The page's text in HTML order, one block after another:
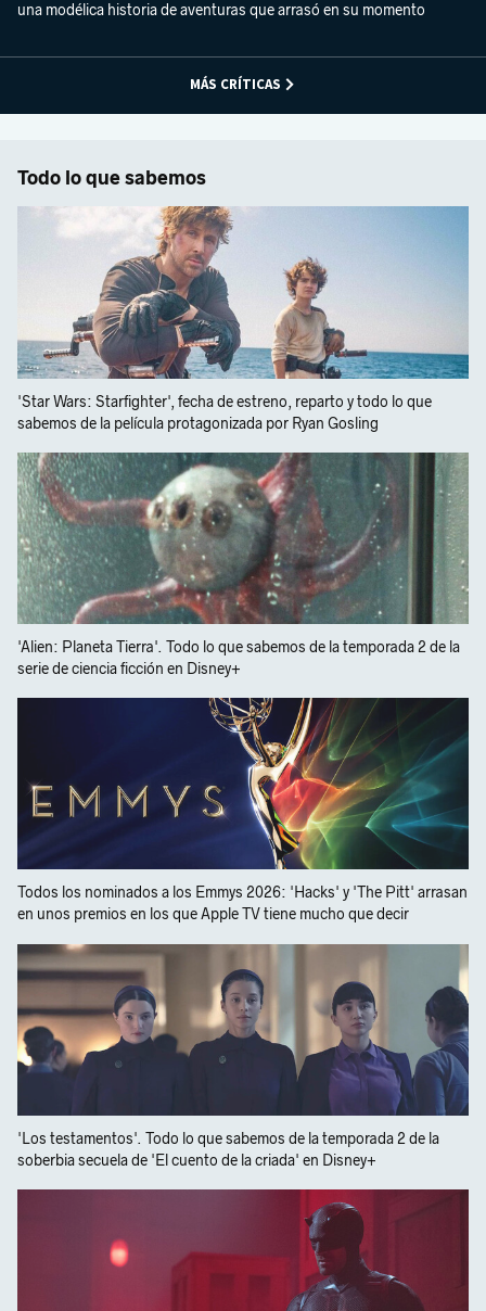
una modélica historia de aventuras que arrasó en su momento
MÁS CRÍTICAS
Todo lo que sabemos
'Star Wars: Starfighter', fecha de estreno, reparto y todo lo que
sabemos de la película protagonizada por Ryan Gosling
'Alien: Planeta Tierra'. Todo lo que sabemos de la temporada 2 de la
serie de ciencia ficción en Disney+
Todos los nominados a los Emmys 2026: 'Hacks' y 'The Pitt' arrasan
en unos premios en los que Apple TV tiene mucho que decir
'Los testamentos'. Todo lo que sabemos de la temporada 2 de la
soberbia secuela de 'El cuento de la criada' en Disney+